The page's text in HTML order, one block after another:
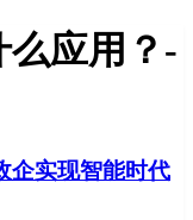
么应用？-